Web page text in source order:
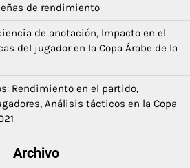
de rendimiento
de anotación, Impacto en el
del jugador en la Copa Árabe de la
Rendimiento en el partido,
Análisis tácticos en la Copa
Archivo